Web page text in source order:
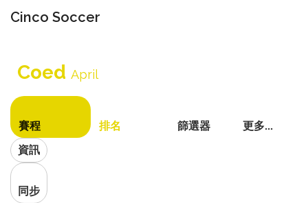
Cinco Soccer
Coed April
賽程 排名 篩選器
更多...
資訊
同步